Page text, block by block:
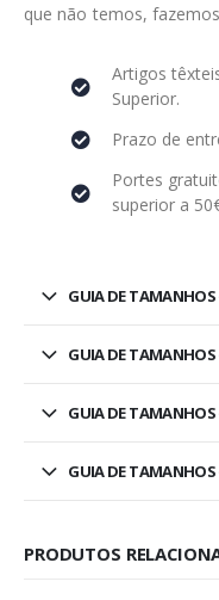
que não temos,
Artigos
Superior.
Prazo de
Portes
superior a
GUIA DE TAMANHOS
GUIA DE
GUIA DE TAMANHOS
GUIA DE
PRODUTOS